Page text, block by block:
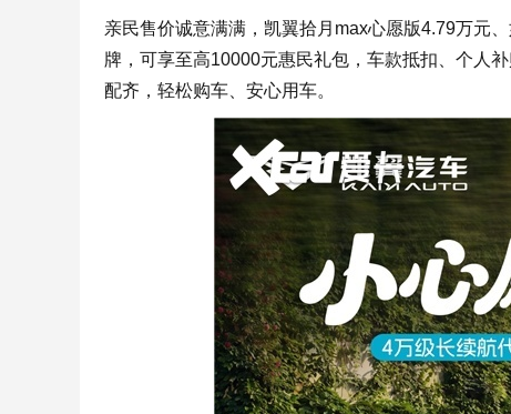
亲民售价诚意满满，凯翼拾月max心愿版4.79万元
牌，可享至高10000元惠民礼包，车款抵扣、个人
配齐，轻松购车、安心用车。